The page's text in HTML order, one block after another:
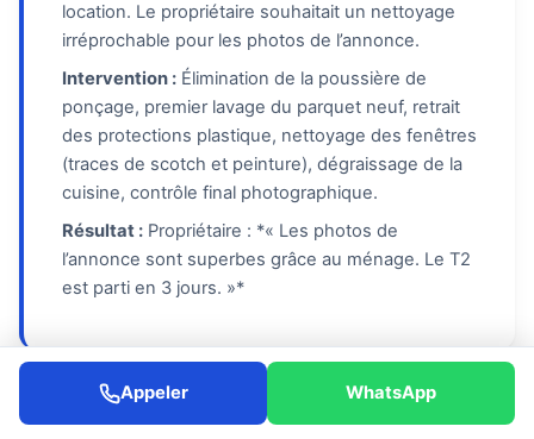
location. Le propriétaire souhaitait un nettoyage
irréprochable pour les photos de l’annonce.
Intervention : Élimination de la poussière de
ponçage, premier lavage du parquet neuf, retrait
des protections plastique, nettoyage des fenêtres
(traces de scotch et peinture), dégraissage de la
cuisine, contrôle final photographique.
Résultat : Propriétaire : *« Les photos de
l’annonce sont superbes grâce au ménage. Le T2
est parti en 3 jours. »*
Ménage Mensuel T3 Famille —
Appeler WhatsApp